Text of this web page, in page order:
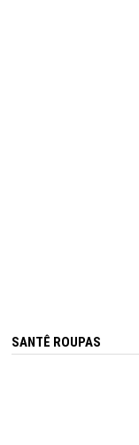
SANTÊ ROUPAS